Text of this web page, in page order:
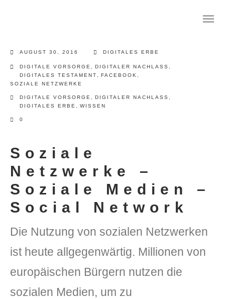
Wie regeln Sie ihren digitalen Nachlass
Digitaler Nachlass
AUGUST 30, 2016 DIGITALES ERBE
DIGITALE VORSORGE DIGITALER NACHLASS
DIGITALES TESTAMENT
FACEBOOK
SOZIALE NETZWERKE
DIGITALE VORSORGE DIGITALER NACHLASS
DIGITALES ERBE
WISSEN
0
Soziale
Netzwerke –
Soziale Medien –
Social Network
Die Nutzung von sozialen Netzwerken
ist heute allgegenwärtig. Millionen von
europäischen Bürgern nutzen die
sozialen Medien, um zu